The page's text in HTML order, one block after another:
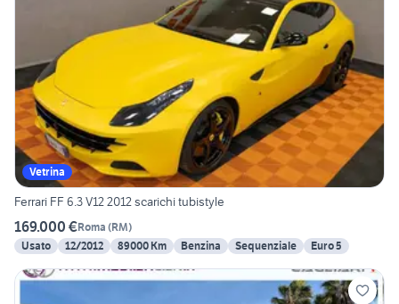
Vetrina
Ferrari FF 6.3 V12 2012 scarichi tubistyle
169.000 €Roma (RM)
Usato
12/2012 89000 Km Benzina Sequenziale Euro 5